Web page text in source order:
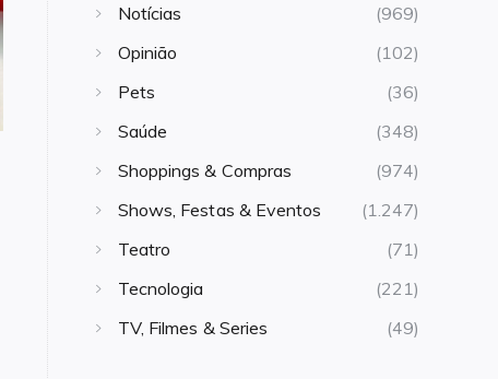
Notícias
(969)
Opinião
(102)
Pets
(36)
Saúde
(348)
Shoppings & Compras
(974)
Shows, Festas & Eventos
(1.247)
Teatro
(71)
Tecnologia
(221)
TV, Filmes & Series
(49)